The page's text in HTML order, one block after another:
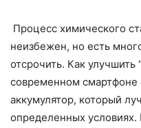
Процесс химического
неизбежен, но есть
отсрочить. Как
современном смартфоне
аккумулятор, который
определенных условиях.